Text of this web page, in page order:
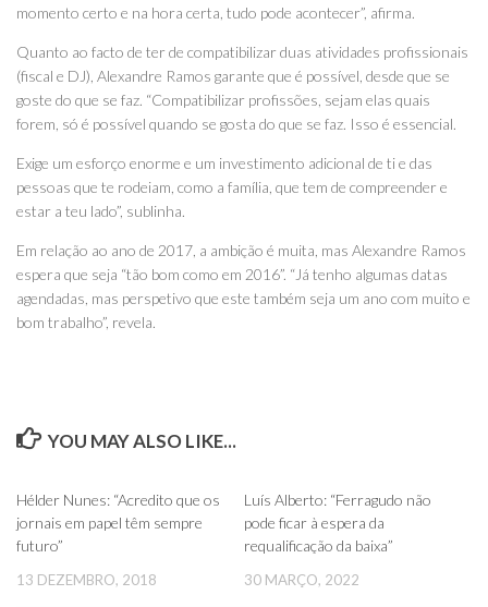
momento certo e na hora certa, tudo pode acontecer”, afirma.
Quanto ao facto de ter de compatibilizar duas atividades profissionais
(fiscal e DJ), Alexandre Ramos garante que é possível, desde que se
goste do que se faz. “Compatibilizar profissões, sejam elas quais
forem, só é possível quando se gosta do que se faz. Isso é essencial.
Exige um esforço enorme e um investimento adicional de ti e das
pessoas que te rodeiam, como a família, que tem de compreender e
estar a teu lado”, sublinha.
Em relação ao ano de 2017, a ambição é muita, mas Alexandre Ramos
espera que seja “tão bom como em 2016”. “Já tenho algumas datas
agendadas, mas perspetivo que este também seja um ano com muito e
bom trabalho”, revela.
YOU MAY ALSO LIKE...
Hélder Nunes: “Acredito que os
jornais em papel têm sempre
futuro”
13 DEZEMBRO, 2018
Luís Alberto: “Ferragudo não
pode ficar à espera da
requalificação da baixa”
30 MARÇO, 2022